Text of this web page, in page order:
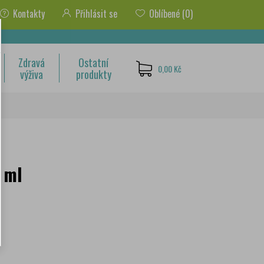
Kontakty Přihlásit se Oblíbené (0)
Zdravá
výživa
Ostatní
produkty 0,00 Kč